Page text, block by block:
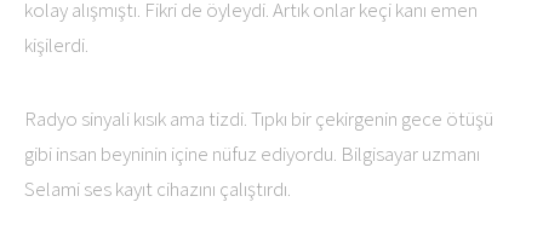
kolay alışmıştı. Fikri de öyleydi. Artık onlar keçi kanı emen
kişilerdi.
Radyo sinyali kısık ama tizdi. Tıpkı bir çekirgenin gece ötüşü
gibi insan beyninin içine nüfuz ediyordu. Bilgisayar uzmanı
Selami ses kayıt cihazını çalıştırdı.